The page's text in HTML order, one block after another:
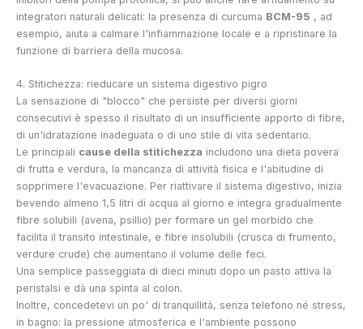
integratori naturali delicati: la presenza di curcuma BCM-95 , ad
esempio, aiuta a calmare l'infiammazione locale e a ripristinare la
funzione di barriera della mucosa.
4. Stitichezza: rieducare un sistema digestivo pigro
La sensazione di "blocco" che persiste per diversi giorni
consecutivi è spesso il risultato di un insufficiente apporto di fibre,
di un'idratazione inadeguata o di uno stile di vita sedentario.
Le principali cause della stitichezza includono una dieta povera
di frutta e verdura, la mancanza di attività fisica e l'abitudine di
sopprimere l'evacuazione. Per riattivare il sistema digestivo, inizia
bevendo almeno 1,5 litri di acqua al giorno e integra gradualmente
fibre solubili (avena, psillio) per formare un gel morbido che
facilita il transito intestinale, e fibre insolubili (crusca di frumento,
verdure crude) che aumentano il volume delle feci.
Una semplice passeggiata di dieci minuti dopo un pasto attiva la
peristalsi e dà una spinta al colon.
Inoltre, concedetevi un po' di tranquillità, senza telefono né stress,
in bagno: la pressione atmosferica e l'ambiente possono